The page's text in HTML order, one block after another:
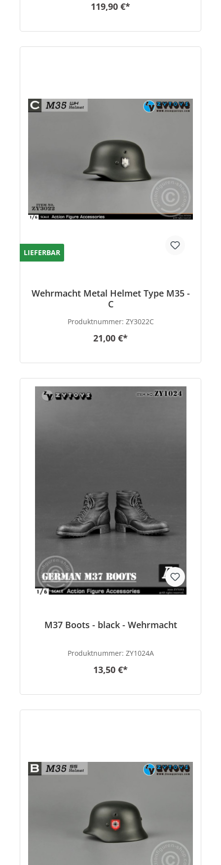
119,90 €*
LIEFERBAR
Wehrmacht Metal Helmet Type M35 -
C
Produktnummer: ZY3022C
21,00 €*
M37 Boots - black - Wehrmacht
Produktnummer: ZY1024A
13,50 €*